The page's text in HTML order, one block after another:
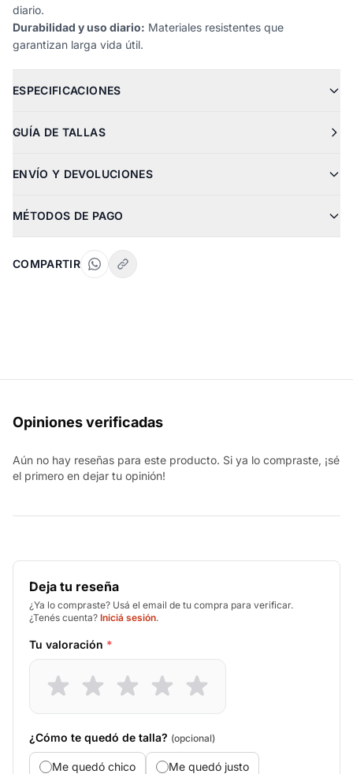
diario.
Durabilidad y uso diario: Materiales resistentes que
garantizan larga vida útil.
ESPECIFICACIONES
GUÍA DE TALLAS
ENVÍO Y DEVOLUCIONES
MÉTODOS DE PAGO
COMPARTIR
Opiniones verificadas
Aún no hay reseñas para este producto. Si ya lo compraste, ¡sé
el primero en dejar tu opinión!
Deja tu reseña
¿Ya lo compraste? Usá el email de tu compra para verificar.
¿Tenés cuenta? Iniciá sesión.
Tu valoración *
¿Cómo te quedó de talla? (opcional)
Me quedó chico Me quedó justo